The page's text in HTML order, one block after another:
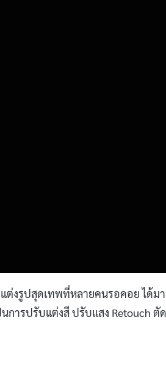
แต่งรูปสุดเทพที่หลายคนรอคอย ได้มา
การปรับแต่งสี ปรับแสง Retouch ตั